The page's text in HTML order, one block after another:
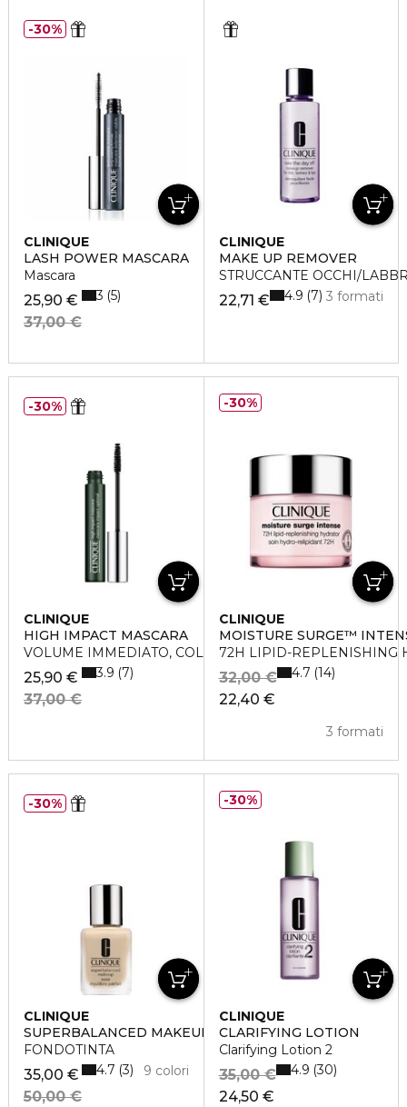
CLINIQUE
LASH POWER MASCARA
Mascara
25,90 €
37,00 €
3 5
30%
CLINIQUE
MAKE UP REMOVER
STRUCCANTE OCCHI/
22,71 € 3 formati
4.9 7
CLINIQUE
HIGH IMPACT MASCARA
VOLUME IMMEDIATO, COLORE INTENSO
25,90 €
37,00 €
3.9 7
30%
CLINIQUE
MOISTURE SURGE™
72H LIPID-REPLENISHING
22,40 €
32,00 €
3 formati
4.7 14
30%
CLINIQUE
SUPERBALANCED MAKEUP
FONDOTINTA
35,00 €
50,00 €
9 colori
4.7 3
30%
CLINIQUE
CLARIFYING LOTION
Clarifying Lotion 2
24,50 €
35,00 € 4.9 30
30%